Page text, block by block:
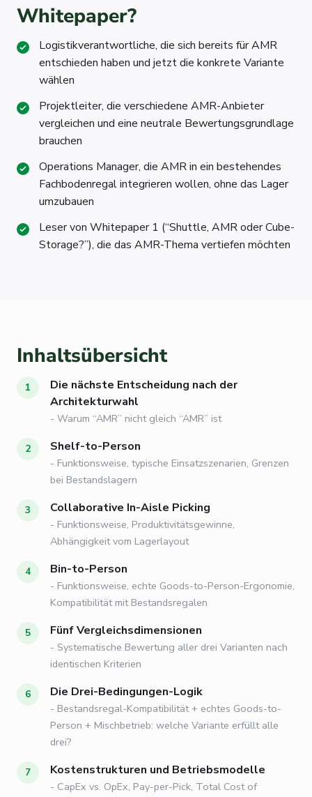
Whitepaper?
Logistikverantwortliche, die sich bereits für AMR
entschieden haben und jetzt die konkrete Variante
wählen
Projektleiter, die verschiedene AMR-Anbieter
vergleichen und eine neutrale Bewertungsgrundlage
brauchen
Operations Manager, die AMR in ein bestehendes
Fachbodenregal integrieren wollen, ohne das Lager
umzubauen
Leser von Whitepaper 1 (“Shuttle, AMR oder Cube-
Storage?”), die das AMR-Thema vertiefen möchten
Inhaltsübersicht
Die nächste Entscheidung nach der
Architekturwahl
- Warum “AMR” nicht gleich “AMR” ist
Shelf-to-Person
- Funktionsweise, typische Einsatzszenarien, Grenzen
bei Bestandslagern
Collaborative In-Aisle Picking
- Funktionsweise, Produktivitätsgewinne,
Abhängigkeit vom Lagerlayout
Bin-to-Person
- Funktionsweise, echte Goods-to-Person-Ergonomie,
Kompatibilität mit Bestandsregalen
Fünf Vergleichsdimensionen
- Systematische Bewertung aller drei Varianten nach
identischen Kriterien
Die Drei-Bedingungen-Logik
- Bestandsregal-Kompatibilität + echtes Goods-to-
Person + Mischbetrieb: welche Variante erfüllt alle
drei?
Kostenstrukturen und Betriebsmodelle
- CapEx vs. OpEx, Pay-per-Pick, Total Cost of